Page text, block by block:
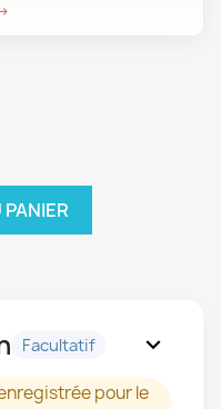
Facultatif expand_more
pour le